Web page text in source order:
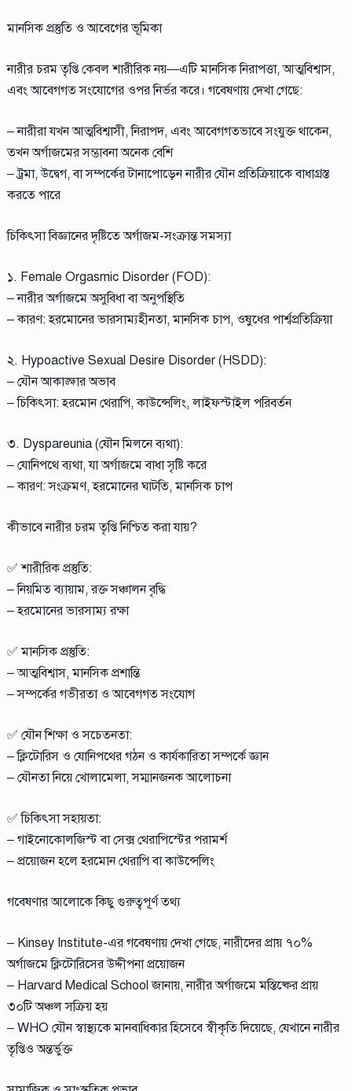
মানসিক প্রস্তুতি ও আবেগের ভূমিকা
নারীর চরম তৃপ্তি কেবল শারীরিক নয়—এটি মানসিক নিরাপত্তা, আত্মবিশ্বাস,
এবং আবেগগত সংযোগের ওপর নির্ভর করে। গবেষণায় দেখা গেছে:
– নারীরা যখন আত্মবিশ্বাসী, নিরাপদ, এবং আবেগগতভাবে সংযুক্ত থাকেন,
তখন অর্গাজমের সম্ভাবনা অনেক বেশি
– ট্রমা, উদ্বেগ, বা সম্পর্কের টানাপোড়েন নারীর যৌন প্রতিক্রিয়াকে বাধাগ্রস্ত
করতে পারে
চিকিৎসা বিজ্ঞানের দৃষ্টিতে অর্গাজম-সংক্রান্ত সমস্যা
১. Female Orgasmic Disorder (FOD):
– নারীর অর্গাজমে অসুবিধা বা অনুপস্থিতি
– কারণ: হরমোনের ভারসাম্যহীনতা, মানসিক চাপ, ওষুধের পার্শ্বপ্রতিক্রিয়া
২. Hypoactive Sexual Desire Disorder (HSDD):
– যৌন আকাঙ্ক্ষার অভাব
– চিকিৎসা: হরমোন থেরাপি, কাউন্সেলিং, লাইফস্টাইল পরিবর্তন
৩. Dyspareunia (যৌন মিলনে ব্যথা):
– যোনিপথে ব্যথা, যা অর্গাজমে বাধা সৃষ্টি করে
– কারণ: সংক্রমণ, হরমোনের ঘাটতি, মানসিক চাপ
কীভাবে নারীর চরম তৃপ্তি নিশ্চিত করা যায়?
✅ শারীরিক প্রস্তুতি:
– নিয়মিত ব্যায়াম, রক্ত সঞ্চালন বৃদ্ধি
– হরমোনের ভারসাম্য রক্ষা
✅ মানসিক প্রস্তুতি:
– আত্মবিশ্বাস, মানসিক প্রশান্তি
– সম্পর্কের গভীরতা ও আবেগগত সংযোগ
✅ যৌন শিক্ষা ও সচেতনতা:
– ক্লিটোরিস ও যোনিপথের গঠন ও কার্যকারিতা সম্পর্কে জ্ঞান
– যৌনতা নিয়ে খোলামেলা, সম্মানজনক আলোচনা
✅ চিকিৎসা সহায়তা:
– গাইনোকোলজিস্ট বা সেক্স থেরাপিস্টের পরামর্শ
– প্রয়োজন হলে হরমোন থেরাপি বা কাউন্সেলিং
গবেষণার আলোকে কিছু গুরুত্বপূর্ণ তথ্য
– Kinsey Institute-এর গবেষণায় দেখা গেছে, নারীদের প্রায় ৭০%
অর্গাজমে ক্লিটোরিসের উদ্দীপনা প্রয়োজন
– Harvard Medical School জানায়, নারীর অর্গাজমে মস্তিষ্কের প্রায়
৩০টি অঞ্চল সক্রিয় হয়
– WHO যৌন স্বাস্থ্যকে মানবাধিকার হিসেবে স্বীকৃতি দিয়েছে, যেখানে নারীর
তৃপ্তিও অন্তর্ভুক্ত